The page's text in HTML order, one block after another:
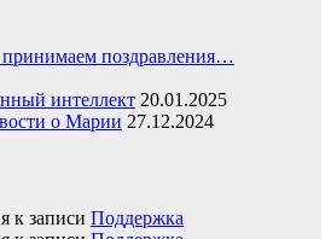
принимаем поздравления…
интеллект 20.01.2025
о Марии 27.12.2024
к записи Поддержка